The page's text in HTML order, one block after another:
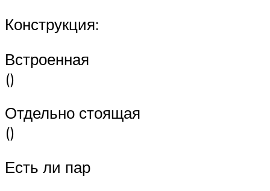
Конструкция:
Встроенная
()
Отдельно стоящая
()
Есть ли пар